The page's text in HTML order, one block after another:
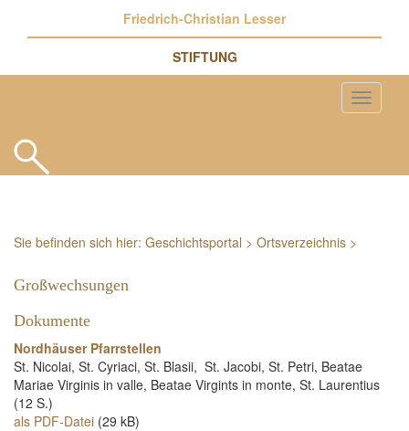
Friedrich-Christian Lesser
STIFTUNG
Sie befinden sich hier: Geschichtsportal > Ortsverzeichnis >
Großwechsungen
Dokumente
Nordhäuser Pfarrstellen
St. Nicolai, St. Cyriaci, St. Blasii, St. Jacobi, St. Petri, Beatae
Mariae Virginis in valle, Beatae Virgints in monte, St. Laurentius
(12 S.)
als PDF-Datei (29 kB)